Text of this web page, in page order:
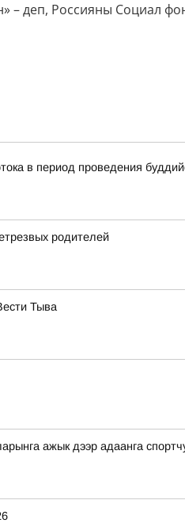
деп, Россияны Социал
в период проведения
родителей
Тыва
ажык дээр адаанга